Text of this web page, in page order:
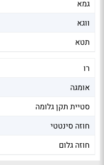
גמא
ווגא
תטא
רו
אומגה
סטיית תקן גלומה
חוזה סינטטי
חוזה גלום